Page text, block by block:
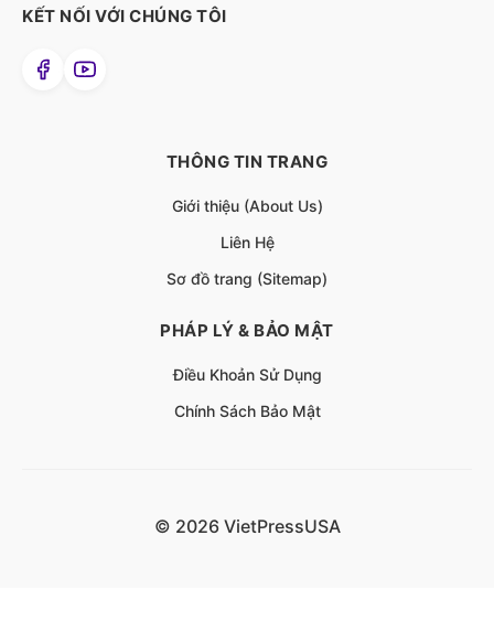
KẾT NỐI VỚI CHÚNG TÔI
THÔNG TIN TRANG
Giới thiệu (About Us)
Liên Hệ
Sơ đồ trang (Sitemap)
PHÁP LÝ & BẢO MẬT
Điều Khoản Sử Dụng
Chính Sách Bảo Mật
© 2026 VietPressUSA